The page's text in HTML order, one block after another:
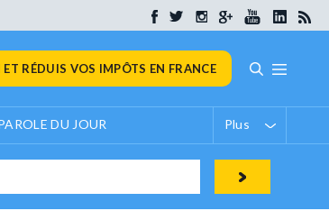
RÉDUIS VOS IMPÔTS EN FRANCE
DU JOUR Plus